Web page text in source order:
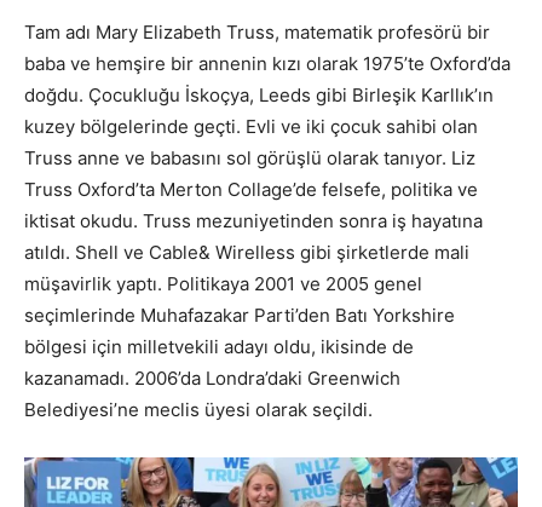
Tam adı Mary Elizabeth Truss, matematik profesörü bir
baba ve hemşire bir annenin kızı olarak 1975’te Oxford’da
doğdu. Çocukluğu İskoçya, Leeds gibi Birleşik Karllık’ın
kuzey bölgelerinde geçti. Evli ve iki çocuk sahibi olan
Truss anne ve babasını sol görüşlü olarak tanıyor. Liz
Truss Oxford’ta Merton Collage’de felsefe, politika ve
iktisat okudu. Truss mezuniyetinden sonra iş hayatına
atıldı. Shell ve Cable& Wirelless gibi şirketlerde mali
müşavirlik yaptı. Politikaya 2001 ve 2005 genel
seçimlerinde Muhafazakar Parti’den Batı Yorkshire
bölgesi için milletvekili adayı oldu, ikisinde de
kazanamadı. 2006’da Londra’daki Greenwich
Belediyesi’ne meclis üyesi olarak seçildi.